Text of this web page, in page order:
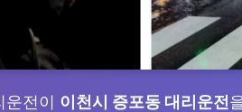
운전이 이천시 증포동 대리운전